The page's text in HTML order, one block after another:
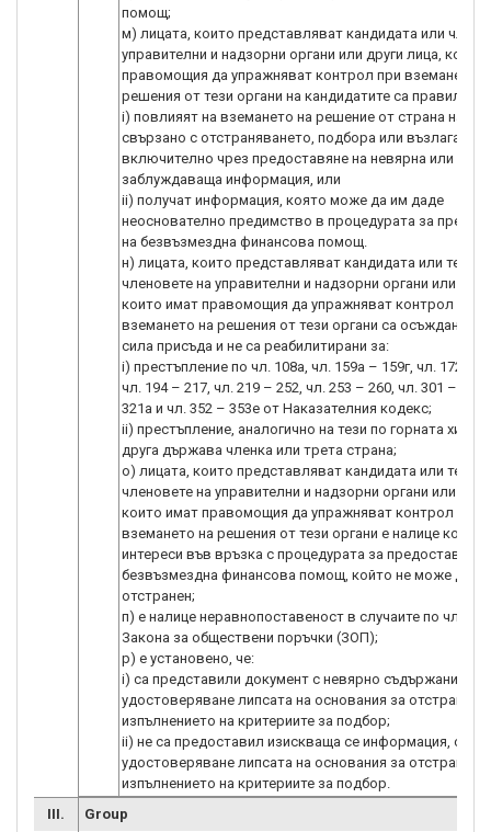
помощ;
м) лицата, които представляват кандидата или
управителни и надзорни органи или други лица, които
правомощия да упражняват контрол при вземането
решения от тези органи на кандидатите са правили
i) повлияят на вземането на решение от страна на УО,
свързано с отстраняването, подбора или
включително чрез предоставяне на невярна или
заблуждаваща информация, или
ii) получат информация, която може да им даде
неоснователно предимство в процедурата за
на безвъзмездна финансова помощ.
н) лицата, които представляват кандидата или техни
членовете на управителни и надзорни органи или
които имат правомощия да упражняват контрол при
вземането на решения от тези органи са осъждани с
сила присъда и не са реабилитирани за:
i) престъпление по чл. 108а, чл. 159а – 159г, чл. 172,
чл. 194 – 217, чл. 219 – 252, чл. 253 – 260, чл. 301 – 307,
321а и чл. 352 – 353е от Наказателния кодекс;
ii) престъпление, аналогично на тези по горната
друга държава членка или трета страна;
o) лицата, които представляват кандидата или техни
членовете на управителни и надзорни органи или
които имат правомощия да упражняват контрол при
вземането на решения от тези органи е налице
интереси във връзка с процедурата за предоставяне
безвъзмездна финансова помощ, който не може да
отстранен;
п) е налице неравнопоставеност в случаите по чл. 44,
Закона за обществени поръчки (ЗОП);
р) е установено, че:
i) са представили документ с невярно съдържание,
удостоверяване липсата на основания за
изпълнението на критериите за подбор;
ii) не са предоставил изискваща се информация,
удостоверяване липсата на основания за
изпълнението на критериите за подбор.
III.
Group